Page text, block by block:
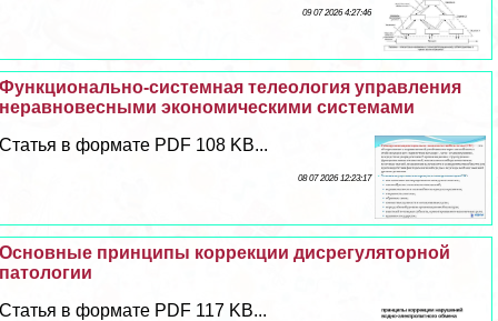
09 07 2026 4:27:46
Функционально-системная телеология управления
неравновесными экономическими системами
Статья в формате PDF 108 KB...
08 07 2026 12:23:17
Основные принципы коррекции дисрегуляторной
патологии
Статья в формате PDF 117 KB...